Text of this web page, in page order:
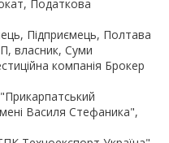
Податкова
Підприємець, Полтава
власник, Суми
компанія Брокер
Василя Стефаника",